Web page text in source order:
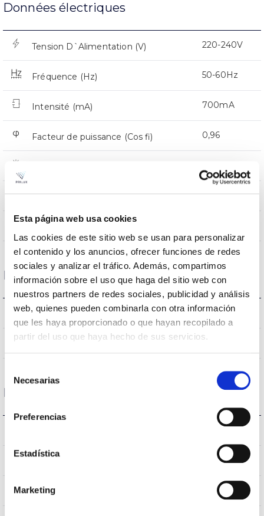
Esta página web usa cookies
Las cookies de este sitio web se usan para personalizar
el contenido y los anuncios, ofrecer funciones de redes
sociales y analizar el tráfico. Además, compartimos
información sobre el uso que haga del sitio web con
nuestros partners de redes sociales, publicidad y análisis
web, quienes pueden combinarla con otra información
que les haya proporcionado o que hayan recopilado a
partir del uso que haya hecho de sus servicios.
consentimiento
Necesarias
Preferencias
Estadística
Marketing
Données électriques
Tension D`Alimentation (V) 220-240V
Fréquence (Hz) 50-60Hz
Intensité (mA) 700mA
Facteur de puissance (Cos fi) 0,96
Atténuation Oui
Prot. de comm. pour reprogr.
Dimensions et montage
Dimensions 318 a 408x116mm
Empalmable Non
Données optiques
3.000K
>70
Optique VA00L1P